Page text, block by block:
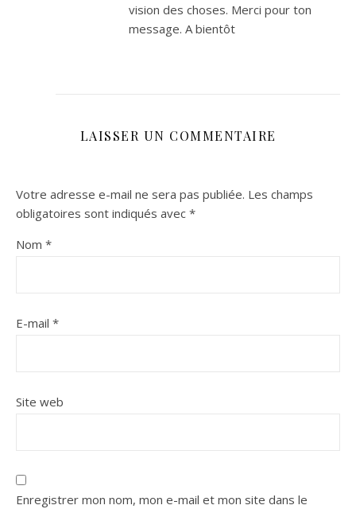
vision des choses. Merci pour ton
message. A bientôt
LAISSER UN COMMENTAIRE
Votre adresse e-mail ne sera pas publiée. Les champs
obligatoires sont indiqués avec *
Nom *
E-mail *
Site web
Enregistrer mon nom, mon e-mail et mon site dans le